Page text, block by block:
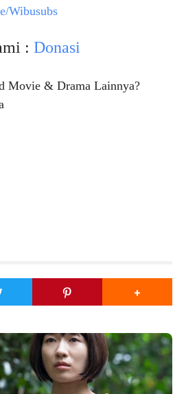
Wibusubs
: Donasi
Movie & Drama Lainnya?